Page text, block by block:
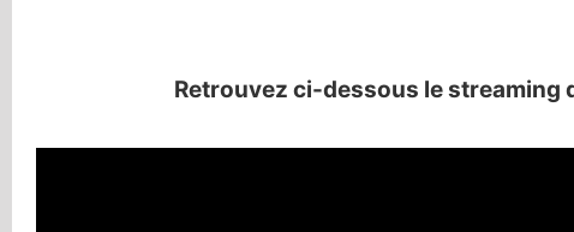
Retrouvez ci-dessous le streaming